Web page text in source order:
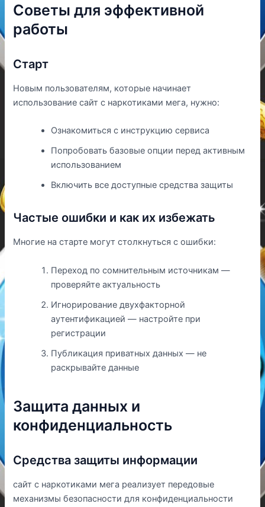
Советы для эффективной
работы
Старт
Новым пользователям, которые начинает
использование сайт с наркотиками мега, нужно:
Ознакомиться с инструкцию сервиса
Попробовать базовые опции перед активным
использованием
Включить все доступные средства защиты
Частые ошибки и как их избежать
Многие на старте могут столкнуться с ошибки:
Переход по сомнительным источникам —
проверяйте актуальность
Игнорирование двухфакторной
аутентификацией — настройте при
регистрации
Публикация приватных данных — не
раскрывайте данные
Защита данных и
конфиденциальность
Средства защиты информации
сайт с наркотиками мега реализует передовые
механизмы безопасности для конфиденциальности